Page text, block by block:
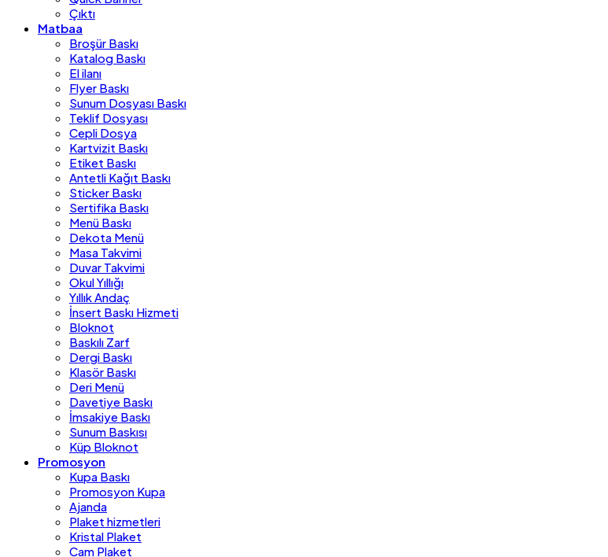
Çıktı
Matbaa
Broşür Baskı
Katalog Baskı
El ilanı
Flyer Baskı
Sunum Dosyası Baskı
Teklif Dosyası
Cepli Dosya
Kartvizit Baskı
Etiket Baskı
Antetli Kağıt Baskı
Sticker Baskı
Sertifika Baskı
Menü Baskı
Dekota Menü
Masa Takvimi
Duvar Takvimi
Okul Yıllığı
Yıllık Andaç
İnsert Baskı Hizmeti
Bloknot
Baskılı Zarf
Dergi Baskı
Klasör Baskı
Deri Menü
Davetiye Baskı
İmsakiye Baskı
Sunum Baskısı
Küp Bloknot
Promosyon
Kupa Baskı
Promosyon Kupa
Ajanda
Plaket hizmetleri
Kristal Plaket
Cam Plaket